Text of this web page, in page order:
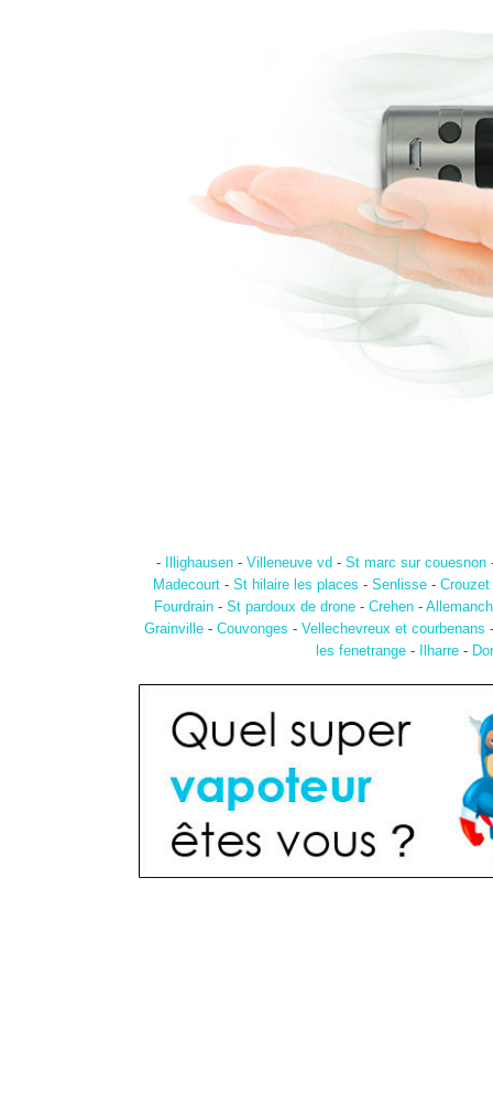
- Illighausen - Villeneuve vd - St marc sur couesnon
Madecourt - St hilaire les places - Senlisse -
Fourdrain- St pardoux de drone- Crehen-
Grainville- Couvonges - Vellechevreux et courbenans
les fenetrange - Ilharre -